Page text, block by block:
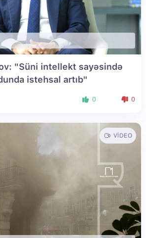
"Süni intellekt sayəsində
istehsal artıb"
0 0
VIDEO